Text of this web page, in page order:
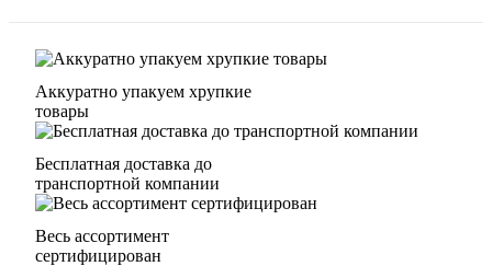
Аккуратно упакуем хрупкие
товары
Бесплатная доставка до
транспортной компании
Весь ассортимент
сертифицирован